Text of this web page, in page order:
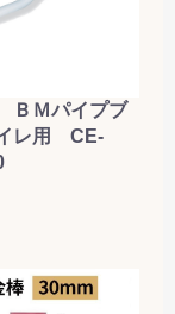
進む
ＢＭパイプブ
レ用 CE-